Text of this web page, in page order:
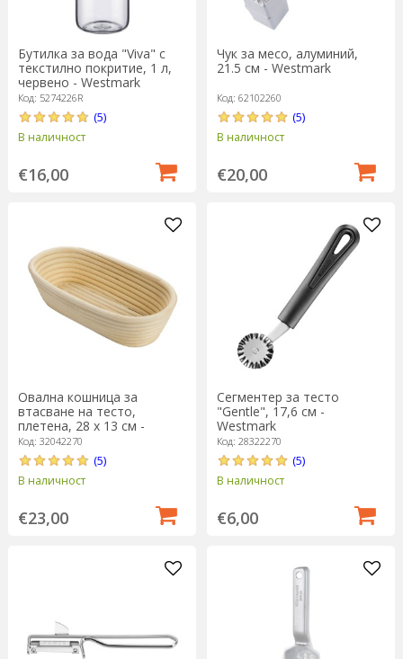
Бутилка за вода "Viva" с
текстилно покритие, 1 л,
червено - Westmark
Код: 5274226R
(5)
В наличност
€16,00
Чук за месо, алуминий,
21.5 см - Westmark
Код: 62102260
(5)
В наличност
€20,00
Овална кошница за
втасване на тесто,
плетена, 28 х 13 см -
Westmark
Код: 32042270
(5)
В наличност
€23,00
Сегментер за тесто
"Gentle", 17,6 см -
Westmark
Код: 28322270
(5)
В наличност
€6,00